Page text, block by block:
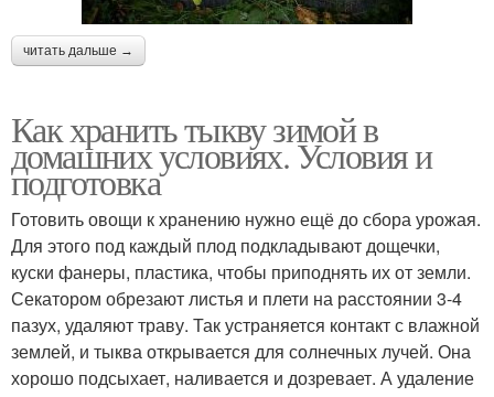
читать дальше →
Как хранить тыкву зимой в
домашних условиях. Условия и
подготовка
Готовить овощи к хранению нужно ещё до сбора урожая.
Для этого под каждый плод подкладывают дощечки,
куски фанеры, пластика, чтобы приподнять их от земли.
Секатором обрезают листья и плети на расстоянии 3-4
пазух, удаляют траву. Так устраняется контакт с влажной
землей, и тыква открывается для солнечных лучей. Она
хорошо подсыхает, наливается и дозревает. А удаление